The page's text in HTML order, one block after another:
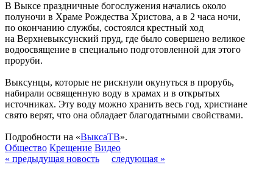
В Выксе праздничные богослужения начались около
полуночи в Храме Рождества Христова, а в 2 часа ночи,
по окончанию службы, состоялся крестный ход
на Верхневыксунский пруд, где было совершено великое
водоосвящение в специально подготовленной для этого
проруби.
Выксунцы, которые не рискнули окунуться в прорубь,
набирали освященную воду в храмах и в открытых
источниках. Эту воду можно хранить весь год, христиане
свято верят, что она обладает благодатными свойствами.
Подробности на «ВыксаТВ».
Общество Крещение Видео
« предыдущая новость
следующая »